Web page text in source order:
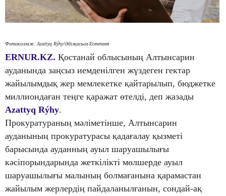
Фотоколлаж: Azattyq Rýhy/Әбілқасым Есентаев
ERNUR.KZ. Қостанай облысының Алтынсарин
ауданында заңсыз иемденілген жүздеген гектар
жайылымдық жер мемлекетке қайтарылып, бюджетке
миллиондаған теңге қаражат өтелді, деп жазады
Azattyq Rýhy.
Прокуратураның мәліметінше, Алтынсарин
ауданының прокуратурасы қадағалау қызметі
барысында ауданның ауыл шаруашылығы
кәсіпорындарында жеткілікті мөлшерде ауыл
шаруашылығы малының болмағанына қарамастан
жайылым жерлердің пайдаланылғанын, сондай-ақ